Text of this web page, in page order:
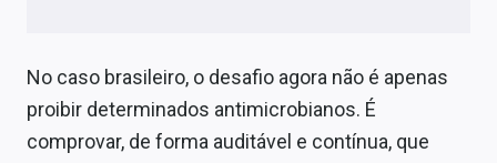
No caso brasileiro, o desafio agora não é apenas
proibir determinados antimicrobianos. É
comprovar, de forma auditável e contínua, que